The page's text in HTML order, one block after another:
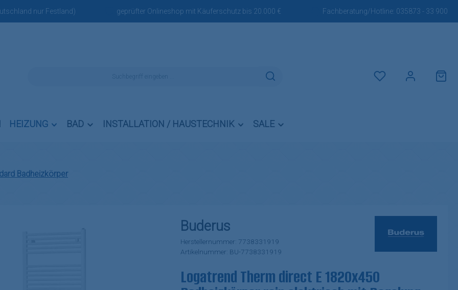
nur Festland) geprüfter Onlineshop mit Käuferschutz bis 20.000 € Fachberatung/Hotline: 035873 - 33 900
HEIZUNG BAD INSTALLATION / HAUSTECHNIK SALE
Badheizkörper
Buderus
Herstellernummer: 7738331919
Artikelnummer: BU-7738331919
Logatrend Therm direct E 1820x450